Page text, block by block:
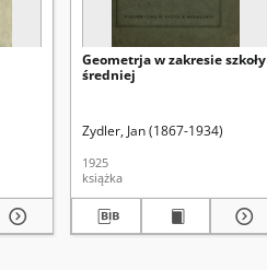
Geometrja w zakresie szkoły
średniej
Zydler, Jan (1867-1934)
1925
książka